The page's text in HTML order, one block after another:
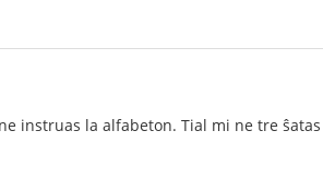
instruas la alfabeton. Tial mi ne tre ŝatas